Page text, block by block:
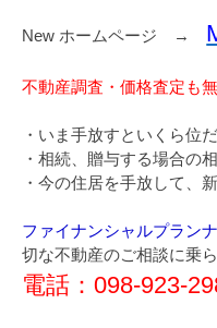
New ホームページ →
不動産調査・価格査定も
・いま手放すといくら位
・相続、贈与する場合の
・今の住居を手放して、
ファイナンシャルプラン
切な不動産のご相談に乗
電話：098-923-